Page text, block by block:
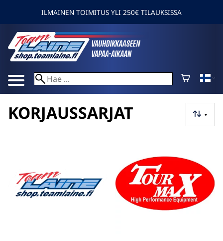
ILMAINEN TOIMITUS YLI 250€ TILAUKSISSA
▼
KORJAUSSARJAT